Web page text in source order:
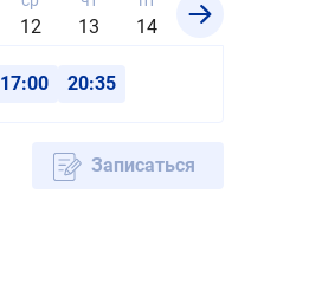
12 13 14 15
17:00 20:35
Записаться